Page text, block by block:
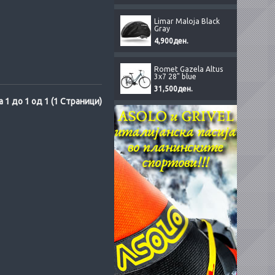
Limar Maloja Black
Gray
4,900ден.
Romet Gazela Altus
3x7 28" blue
31,500ден.
1 до 1 од 1 (1 Страници)